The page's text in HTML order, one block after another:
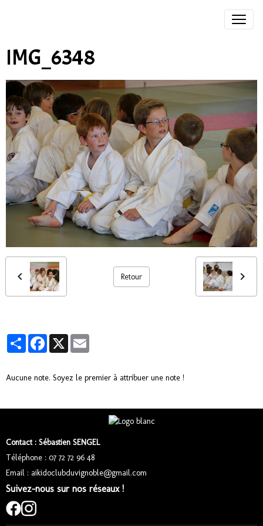
IMG_6348
Retour
PartagerFacebook
X
Aucune note. Soyez le premier à attribuer une note !
Contact : Sébastien SENGEL
Téléphone : 07 72 72 96 48
Email : aikidoclubduvignoble@gmail.com
Suivez-nous sur nos réseaux !